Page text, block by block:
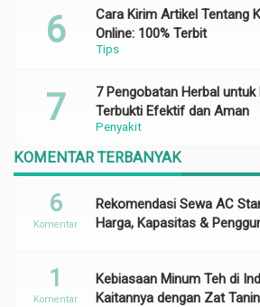
Tips
Cara Kirim Artikel Tentang
Online: 100% Terbit
Penyakit
7 Pengobatan Herbal untuk
Terbukti Efektif dan Aman
KOMENTAR TERBANYAK
Rekomendasi Sewa AC
Harga, Kapasitas &
6
Komentar
Kebiasaan Minum Teh di
Kaitannya dengan Zat
1
Komentar